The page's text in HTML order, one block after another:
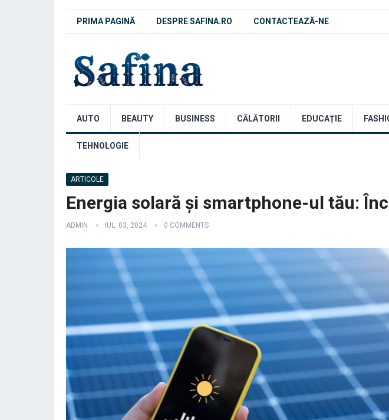
PRIMA PAGINĂ DESPRE SAFINA.RO CONTACTEAZĂ-NE
AUTO BEAUTY BUSINESS CĂLĂTORII EDUCAȚIE
TEHNOLOGIE
ARTICOLE
Energia solară și smartphone-ul tău:
ADMIN IUL. 03, 2024 0 COMMENTS